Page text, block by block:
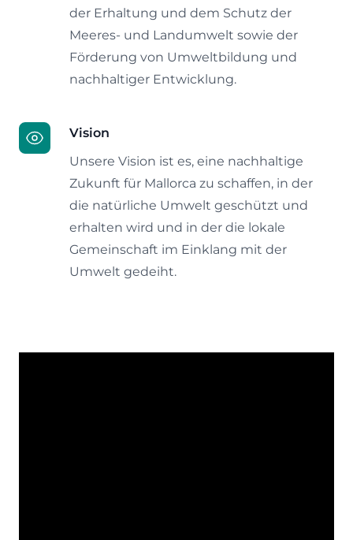
der Erhaltung und dem Schutz der
Meeres- und Landumwelt sowie der
Förderung von Umweltbildung und
nachhaltiger Entwicklung.
Vision
Unsere Vision ist es, eine nachhaltige
Zukunft für Mallorca zu schaffen, in der
die natürliche Umwelt geschützt und
erhalten wird und in der die lokale
Gemeinschaft im Einklang mit der
Umwelt gedeiht.